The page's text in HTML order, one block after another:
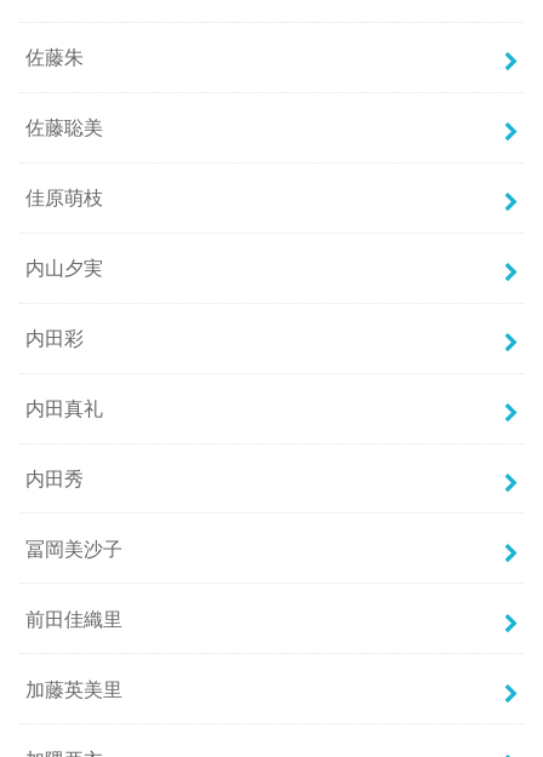
佐藤朱
佐藤聡美
佳原萌枝
内山夕実
内田彩
内田真礼
内田秀
冨岡美沙子
前田佳織里
加藤英美里